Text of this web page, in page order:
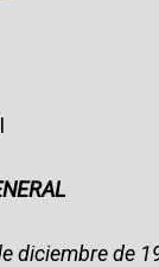
diciembre de